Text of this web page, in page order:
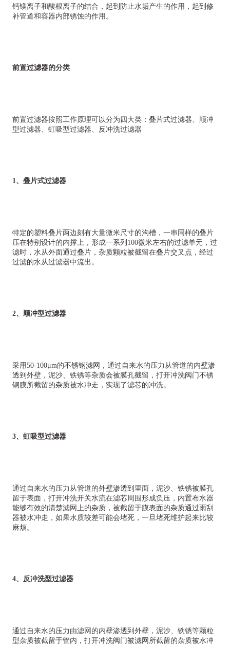
钙镁离子和酸根离子的结合，起到防止水垢产生的作用，起到修
补管道和容器内部锈蚀的作用。
前置过滤器的分类
前置过滤器按照工作原理可以分为四大类：叠片式过滤器、顺冲
型过滤器、虹吸型过滤器、反冲洗过滤器
1、叠片式过滤器
特定的塑料叠片两边刻有大量微米尺寸的沟槽，一串同样的叠片
压在特别设计的内撑上，形成一系列100微米左右的过滤单元，过
滤时，水从外面通过叠片，杂质颗粒被截留在叠片交叉点，经过
过滤的水从过滤器中流出。
2、顺冲型过滤器
采用50-100μm的不锈钢滤网，通过自来水的压力从管道的内壁渗
透到外壁，泥沙、铁锈等杂质会被膜孔截留，打开冲洗阀门不锈
钢膜所截留的杂质被水冲走，实现了滤芯的冲洗。
3、虹吸型过滤器
通过自来水的压力从管道的外壁渗透到里面，泥沙、铁锈被膜孔
留于表面，打开冲洗开关水流在滤芯周围形成负压，内置布水器
能够有效的清楚滤网上的杂质，被截留于膜表面的杂质通过雨刮
器被水冲走，如果水质较差可能会堵死，一旦堵死维护起来比较
麻烦。
4、反冲洗型过滤器
通过自来水的压力由滤网的内壁渗透到外壁，泥沙、铁锈等颗粒
型杂质被截留于管内，打开冲洗阀门被滤网所截留的杂质被水冲